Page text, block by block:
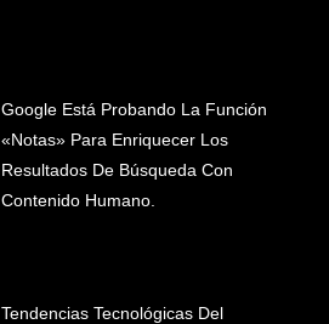
Google Está Probando La Función
«Notas» Para Enriquecer Los
Resultados De Búsqueda Con
Contenido Humano.
Tendencias Tecnológicas Del